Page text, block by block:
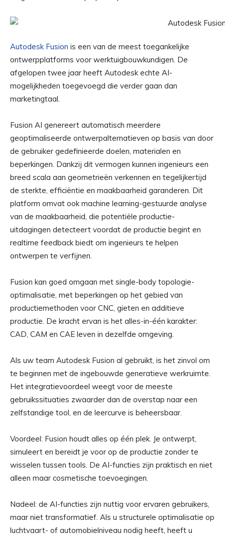
Autodesk Fusion is een van de meest toegankelijke
ontwerpplatforms voor werktuigbouwkundigen. De
afgelopen twee jaar heeft Autodesk echte AI-
mogelijkheden toegevoegd die verder gaan dan
marketingtaal.
Fusion AI genereert automatisch meerdere
geoptimaliseerde ontwerpalternatieven op basis van door
de gebruiker gedefinieerde doelen, materialen en
beperkingen. Dankzij dit vermogen kunnen ingenieurs een
breed scala aan geometrieën verkennen en tegelijkertijd
de sterkte, efficiëntie en maakbaarheid garanderen. Dit
platform omvat ook machine learning-gestuurde analyse
van de maakbaarheid, die potentiële productie-
uitdagingen detecteert voordat de productie begint en
realtime feedback biedt om ingenieurs te helpen
ontwerpen te verfijnen.
Fusion kan goed omgaan met single-body topologie-
optimalisatie, met beperkingen op het gebied van
productiemethoden voor CNC, gieten en additieve
productie. De kracht ervan is het alles-in-één karakter:
CAD, CAM en CAE leven in dezelfde omgeving.
Als uw team Autodesk Fusion al gebruikt, is het zinvol om
te beginnen met de ingebouwde generatieve werkruimte.
Het integratievoordeel weegt voor de meeste
gebruikssituaties zwaarder dan de overstap naar een
zelfstandige tool, en de leercurve is beheersbaar.
Voordeel: Fusion houdt alles op één plek. Je ontwerpt,
simuleert en bereidt je voor op de productie zonder te
wisselen tussen tools. De AI-functies zijn praktisch en niet
alleen maar cosmetische toevoegingen.
Nadeel: de AI-functies zijn nuttig voor ervaren gebruikers,
maar niet transformatief. Als u structurele optimalisatie op
luchtvaart- of automobielniveau nodig heeft, heeft u